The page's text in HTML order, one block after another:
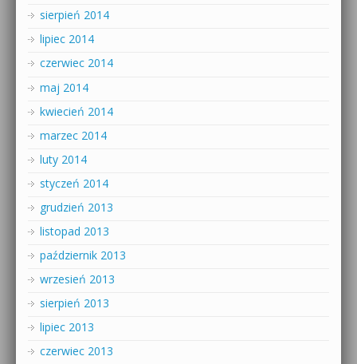
sierpień 2014
lipiec 2014
czerwiec 2014
maj 2014
kwiecień 2014
marzec 2014
luty 2014
styczeń 2014
grudzień 2013
listopad 2013
październik 2013
wrzesień 2013
sierpień 2013
lipiec 2013
czerwiec 2013